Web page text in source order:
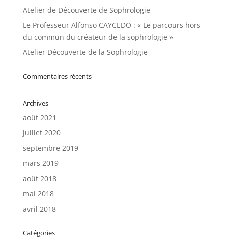
Atelier de Découverte de Sophrologie
Le Professeur Alfonso CAYCEDO : « Le parcours hors
du commun du créateur de la sophrologie »
Atelier Découverte de la Sophrologie
Commentaires récents
Archives
août 2021
juillet 2020
septembre 2019
mars 2019
août 2018
mai 2018
avril 2018
Catégories